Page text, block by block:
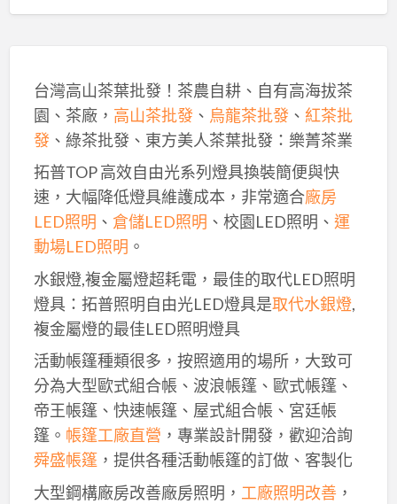
台灣高山茶葉批發！茶農自耕、自有高海拔茶
園、茶廠， 高山茶批發、 烏龍茶批發、 紅茶批
發、綠茶批發、東方美人茶葉批發：樂菁茶業
拓普TOP 高效自由光系列燈具換裝簡便與快
速，大幅降低燈具維護成本，非常適合廠房
LED照明 、 倉儲LED照明 、校園LED照明、 運
動場LED照明 。
水銀燈,複金屬燈超耗電，最佳的取代LED照明
燈具：拓普照明自由光LED燈具是取代水銀燈,
複金屬燈的最佳LED照明燈具
活動帳篷種類很多，按照適用的場所，大致可
分為大型歐式組合帳、波浪帳篷、歐式帳篷、
帝王帳篷、快速帳篷、屋式組合帳、宮廷帳
篷。 帳篷工廠直營 ，專業設計開發，歡迎洽詢
舜盛帳篷，提供各種活動帳篷的訂做、客製化
大型鋼構廠房改善廠房照明， 工廠照明改善，